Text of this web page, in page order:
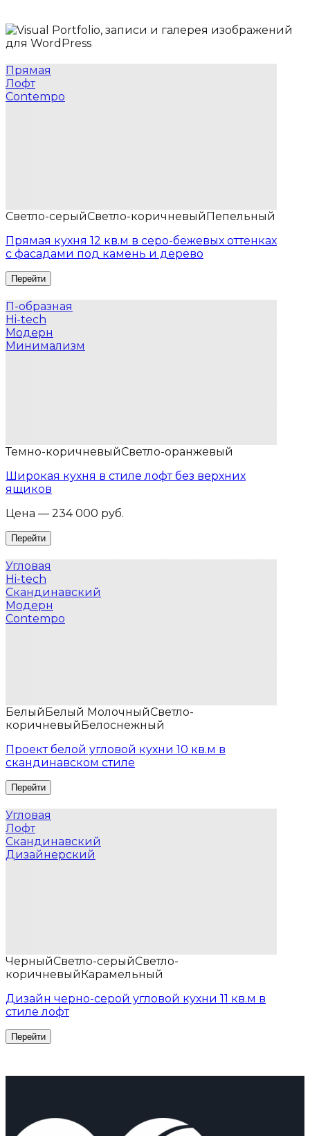
Прямая
Лофт
Contempo
Светло-серыйСветло-коричневыйПепельный
Прямая кухня 12 кв.м в серо-бежевых оттенках
с фасадами под камень и дерево
П-образная
Hi-tech
Модерн
Минимализм
Темно-коричневыйСветло-оранжевый
Широкая кухня в стиле лофт без верхних
ящиков
Цена — 234 000 руб.
Угловая
Hi-tech
Скандинавский
Модерн
Contempo
БелыйБелый МолочныйСветло-
коричневыйБелоснежный
Проект белой угловой кухни 10 кв.м в
скандинавском стиле
Угловая
Лофт
Скандинавский
Дизайнерский
ЧерныйСветло-серыйСветло-
коричневыйКарамельный
Дизайн черно-серой угловой кухни 11 кв.м в
стиле лофт